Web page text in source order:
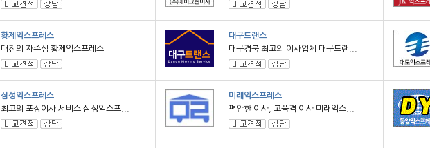
황제익스프레스
대전의 자존심 황제익스프레스
대구트랜스
대구경북 최고의 이사업체 대구트랜...
삼성익스프레스
최고의 포장이사 서비스 삼성익스프...
미래익스프레스
편안한 이사, 고품격 이사 미래익스...